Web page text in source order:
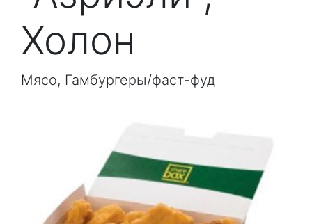
Холон
Мясо, Гамбургеры/фаст-фуд